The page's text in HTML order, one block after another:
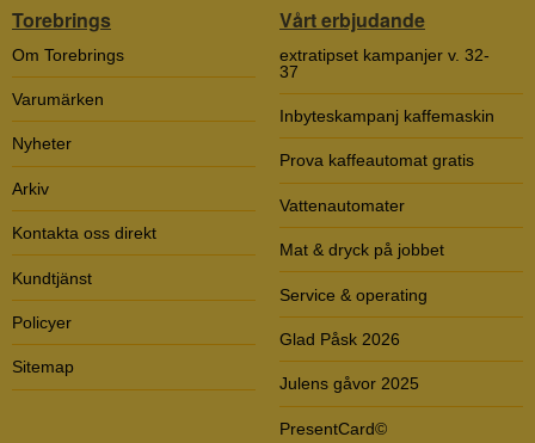
Torebrings
Om Torebrings
Varumärken
Nyheter
Arkiv
Kontakta oss direkt
Kundtjänst
Policyer
Sitemap
Vårt erbjudande
extratipset kampanjer v. 32-
37
Inbyteskampanj kaffemaskin
Prova kaffeautomat gratis
Vattenautomater
Mat & dryck på jobbet
Service & operating
Glad Påsk 2026
Julens gåvor 2025
PresentCard©